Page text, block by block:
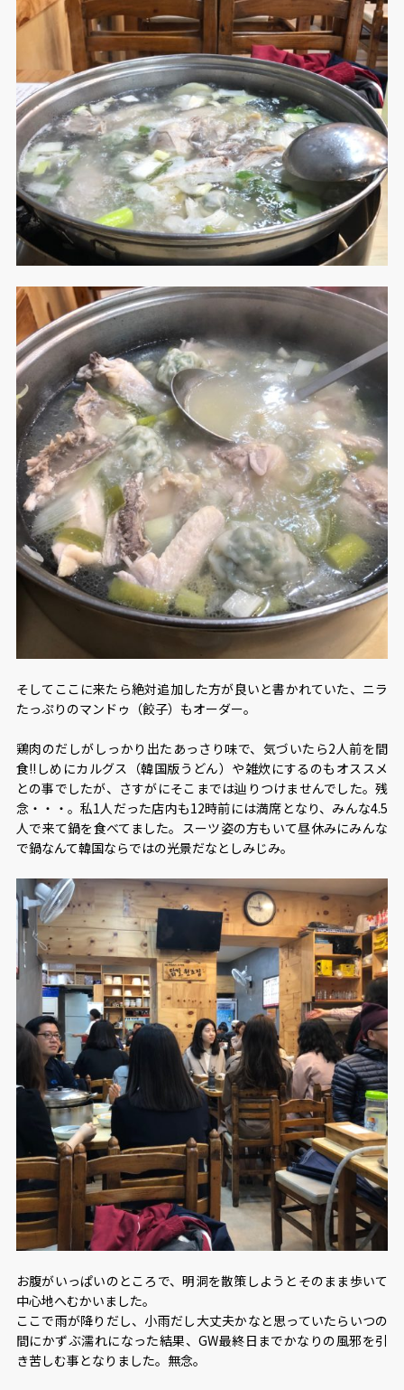
そしてここに来たら絶対追加した方が良いと書かれていた、ニラ
たっぷりのマンドゥ（餃子）もオーダー。
鶏肉のだしがしっかり出たあっさり味で、気づいたら2人前を間
食!!しめにカルグス（韓国版うどん）や雑炊にするのもオススメ
との事でしたが、さすがにそこまでは辿りつけませんでした。残
念・・・。私1人だった店内も12時前には満席となり、みんな4.5
人で来て鍋を食べてました。スーツ姿の方もいて昼休みにみんな
で鍋なんて韓国ならではの光景だなとしみじみ。
お腹がいっぱいのところで、明洞を散策しようとそのまま歩いて
中心地へむかいました。
ここで雨が降りだし、小雨だし大丈夫かなと思っていたらいつの
間にかずぶ濡れになった結果、GW最終日までかなりの風邪を引
き苦しむ事となりました。無念。